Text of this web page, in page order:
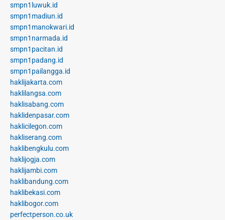
smpn1luwuk.id
smpn1madiun.id
smpn1manokwari.id
smpn1narmada.id
smpn1pacitan.id
smpn1padang.id
smpn1pailangga.id
haklijakarta.com
haklilangsa.com
haklisabang.com
haklidenpasar.com
haklicilegon.com
hakliserang.com
haklibengkulu.com
haklijogja.com
haklijambi.com
haklibandung.com
haklibekasi.com
haklibogor.com
perfectperson.co.uk